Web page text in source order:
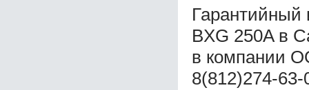
Гарантийный
BXG 250A в
в компании
8(812)274-63-